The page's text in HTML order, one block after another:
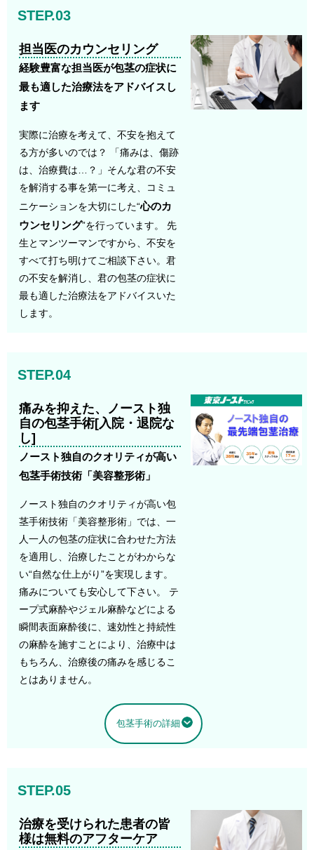
STEP.03
担当医のカウンセリング
経験豊富な担当医が包茎の症状に
最も適した治療法をアドバイスし
ます
実際に治療を考えて、不安を抱えて
る方が多いのでは？ 「痛みは、傷跡
は、治療費は…？」そんな君の不安
を解消する事を第一に考え、コミュ
ニケーションを大切にした“心のカ
ウンセリング”を行っています。 先
生とマンツーマンですから、不安を
すべて打ち明けてご相談下さい。君
の不安を解消し、君の包茎の症状に
最も適した治療法をアドバイスいた
します。
STEP.04
痛みを抑えた、ノースト独
自の包茎手術[入院・退院な
し]
ノースト独自のクオリティが高い
包茎手術技術「美容整形術」
ノースト独自のクオリティが高い包
茎手術技術「美容整形術」では、一
人一人の包茎の症状に合わせた方法
を適用し、治療したことがわからな
い“自然な仕上がり”を実現します。
痛みについても安心して下さい。 テ
ープ式麻酔やジェル麻酔などによる
瞬間表面麻酔後に、速効性と持続性
の麻酔を施すことにより、治療中は
もちろん、治療後の痛みを感じるこ
とはありません。
包茎手術の詳細
STEP.05
治療を受けられた患者の皆
様は無料のアフターケア